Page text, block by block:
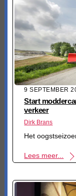
9 SEPTEMBER
Start
verkeer
Dirk Brans
Het
Lees meer...